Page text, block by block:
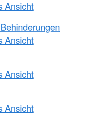
Ansicht
Ansicht
Ansicht
Ansicht